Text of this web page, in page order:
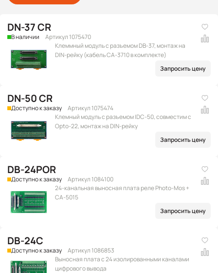
DN-37 CR
В наличии
Артикул 1075470
Клеммный модуль с разъемом DB-37, монтаж на
DIN-рейку (кабель CA-3710 в комплекте)
Запросить цену
DN-50 CR
Доступно к заказу
Артикул 1075474
Клемный модуль с разъемом IDC-50, совместим с
Opto-22, монтаж на DIN-рейку
Запросить цену
DB-24POR
Доступно к заказу
Артикул 1084100
24-канальная выносная плата реле Photo-Mos +
CA-5015
Запросить цену
DB-24C
Доступно к заказу
Артикул 1086853
Выносная плата с 24 изолированными каналами
цифрового вывода